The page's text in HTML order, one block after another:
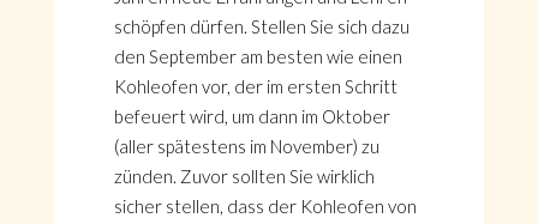
schöpfen dürfen. Stellen Sie sich dazu
den September am besten wie einen
Kohleofen vor, der im ersten Schritt
befeuert wird, um dann im Oktober
(aller spätestens im November) zu
zünden. Zuvor sollten Sie wirklich
sicher stellen, dass der Kohleofen von